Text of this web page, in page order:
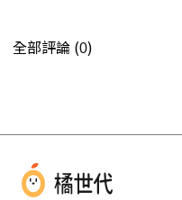
全部評論 (0)